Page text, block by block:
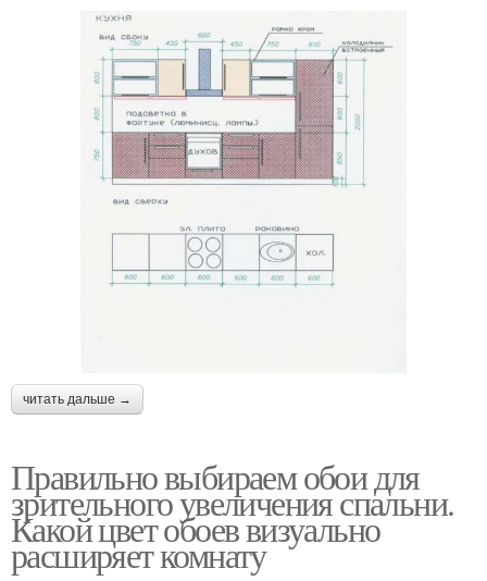
читать дальше →
Правильно выбираем обои для
зрительного увеличения спальни.
Какой цвет обоев визуально
расширяет комнату